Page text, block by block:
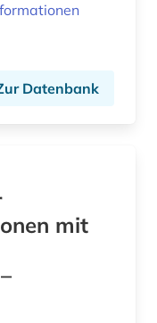
Datenbank
mit